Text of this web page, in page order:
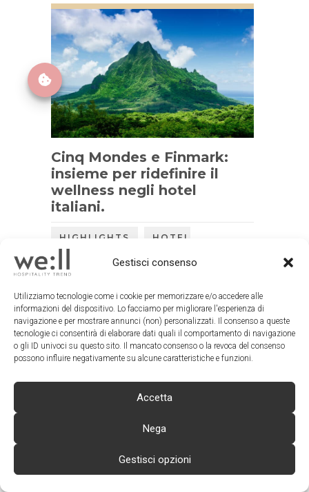
Gestisci consenso
Utilizziamo tecnologie come i cookie per memorizzare e/o accedere alle
informazioni del dispositivo. Lo facciamo per migliorare l'esperienza di
navigazione e per mostrare annunci (non) personalizzati. Il consenso a queste
tecnologie ci consentirà di elaborare dati quali il comportamento di navigazione
o gli ID univoci su questo sito. Il mancato consenso o la revoca del consenso
possono influire negativamente su alcune caratteristiche e funzioni.
Accetta
Nega
Gestisci opzioni
Cinq Mondes e Finmark:
insieme per ridefinire il
wellness negli hotel
italiani.
HIGHLIGHTS
HOTEL
OPERATIONS
experience: il benessere